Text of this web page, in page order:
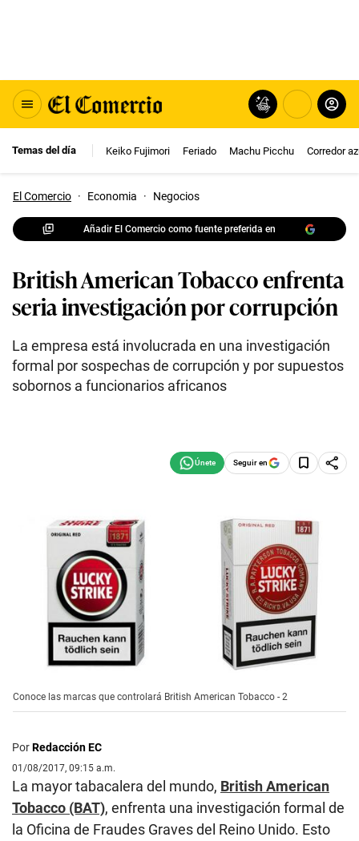
Temas del día Keiko Fujimori Feriado Machu Picchu Corredor
El Comercio · Economia · Negocios
Añadir El Comercio como fuente preferida en
British American Tobacco enfrenta
seria investigación por corrupción
La empresa está involucrada en una investigación
formal por sospechas de corrupción y por supuestos
sobornos a funcionarios africanos
Seguir en
Conoce las marcas que controlará British American Tobacco - 2
PorRedacción EC
01/08/2017, 09:15 a.m.
La mayor tabacalera del mundo, British American
Tobacco (BAT), enfrenta una investigación formal de
la Oficina de Fraudes Graves del Reino Unido. Esto